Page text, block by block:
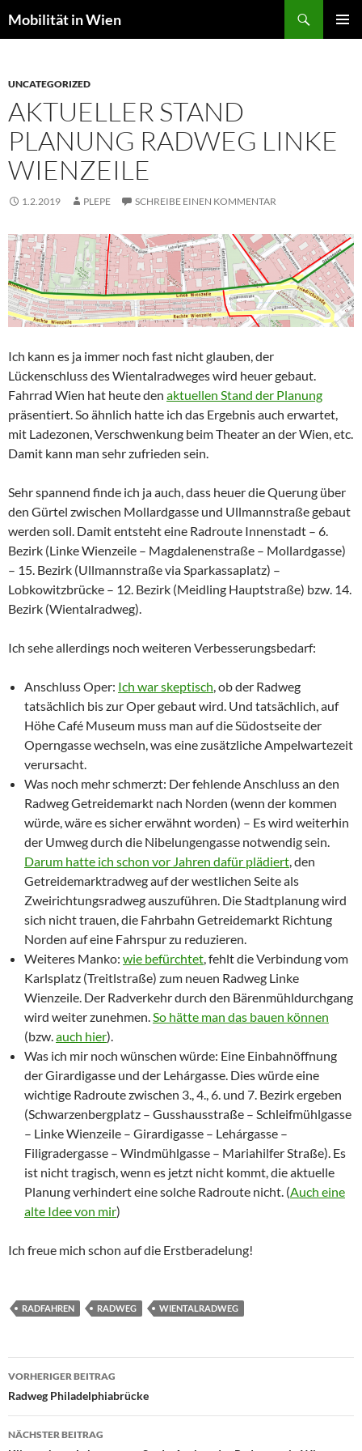
Mobilität in Wien
UNCATEGORIZED
AKTUELLER STAND
PLANUNG RADWEG LINKE
WIENZEILE
1.2.2019 PLEPE SCHREIBE EINEN KOMMENTAR
Ich kann es ja immer noch fast nicht glauben, der
Lückenschluss des Wientalradweges wird heuer gebaut.
Fahrrad Wien hat heute den aktuellen Stand der Planung
präsentiert. So ähnlich hatte ich das Ergebnis auch erwartet,
mit Ladezonen, Verschwenkung beim Theater an der Wien, etc.
Damit kann man sehr zufrieden sein.
Sehr spannend finde ich ja auch, dass heuer die Querung über
den Gürtel zwischen Mollardgasse und Ullmannstraße gebaut
werden soll. Damit entsteht eine Radroute Innenstadt – 6.
Bezirk (Linke Wienzeile – Magdalenenstraße – Mollardgasse)
– 15. Bezirk (Ullmannstraße via Sparkassaplatz) –
Lobkowitzbrücke – 12. Bezirk (Meidling Hauptstraße) bzw. 14.
Bezirk (Wientalradweg).
Ich sehe allerdings noch weiteren Verbesserungsbedarf:
Anschluss Oper: Ich war skeptisch , ob der Radweg
tatsächlich bis zur Oper gebaut wird. Und tatsächlich, auf
Höhe Café Museum muss man auf die Südostseite der
Operngasse wechseln, was eine zusätzliche Ampelwartezeit
verursacht.
Was noch mehr schmerzt: Der fehlende Anschluss an den
Radweg Getreidemarkt nach Norden (wenn der kommen
würde, wäre es sicher erwähnt worden) – Es wird weiterhin
der Umweg durch die Nibelungengasse notwendig sein.
Darum hatte ich schon vor Jahren dafür plädiert , den
Getreidemarktradweg auf der westlichen Seite als
Zweirichtungsradweg auszuführen. Die Stadtplanung wird
sich nicht trauen, die Fahrbahn Getreidemarkt Richtung
Norden auf eine Fahrspur zu reduzieren.
Weiteres Manko: wie befürchtet , fehlt die Verbindung vom
Karlsplatz (Treitlstraße) zum neuen Radweg Linke
Wienzeile. Der Radverkehr durch den Bärenmühldurchgang
wird weiter zunehmen. So hätte man das bauen können
(bzw. auch hier).
Was ich mir noch wünschen würde: Eine Einbahnöffnung
der Girardigasse und der Lehárgasse. Dies würde eine
wichtige Radroute zwischen 3., 4., 6. und 7. Bezirk ergeben
(Schwarzenbergplatz – Gusshausstraße – Schleifmühlgasse
– Linke Wienzeile – Girardigasse – Lehárgasse –
Filigradergasse – Windmühlgasse – Mariahilfer Straße). Es
ist nicht tragisch, wenn es jetzt nicht kommt, die aktuelle
Planung verhindert eine solche Radroute nicht. (Auch eine
alte Idee von mir)
Ich freue mich schon auf die Erstberadelung!
RADFAHREN RADWEG WIENTALRADWEG
Beitrags-
Navigation
VORHERIGER BEITRAG
Radweg Philadelphiabrücke
NÄCHSTER BEITRAG